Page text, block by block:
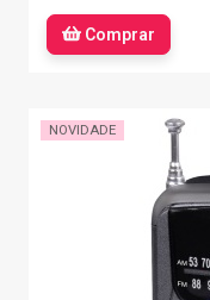
Comprar
NOVIDADE